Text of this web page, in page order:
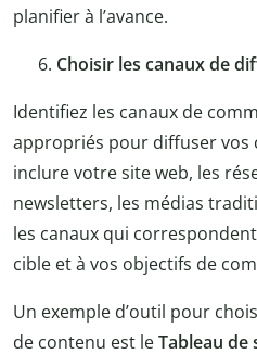
planifier à l’avance.
Choisir les canaux de
Identifiez les canaux de
appropriés pour diffuser vos
inclure votre site web, les
newsletters, les médias
les canaux qui
cible et à vos objectifs de
Un exemple d’outil pour
de contenu est leTableau de